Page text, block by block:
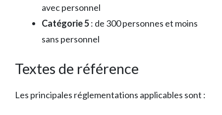
avec personnel
Catégorie 5: de 300 personnes et moins
sans personnel
Textes de référence
Les principales réglementations applicables sont :